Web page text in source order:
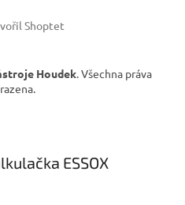
Shoptet
Houdek. Všechna práva
ESSOX